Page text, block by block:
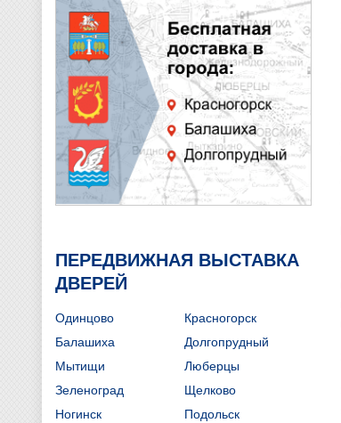
ПЕРЕДВИЖНАЯ ВЫСТАВКА
ДВЕРЕЙ
Одинцово
Красногорск
Балашиха
Долгопрудный
Мытищи
Люберцы
Зеленоград
Щелково
Ногинск
Подольск